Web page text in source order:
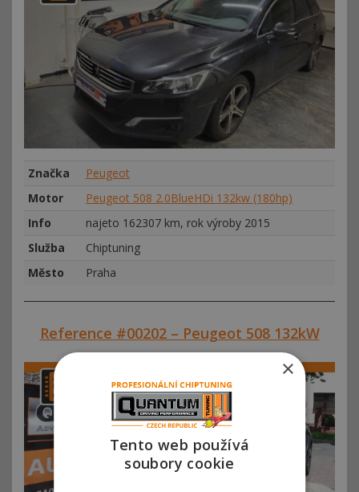
Značka
Peugeot
Motor
Peugeot 508 2.0BlueHDi 132kw (180hp)
Info
najeto 162307 km, rok výroby 2015
Služba
Chiptuning
Město
Praha
Reference #00202 – Peugeot 508 132kW
×
Tento web používá
soubory cookie